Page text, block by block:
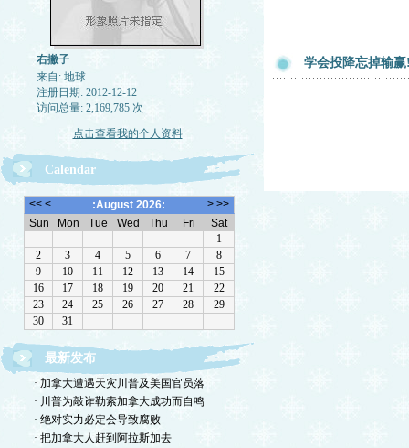
右撇子
来自: 地球
注册日期: 2012-12-12
访问总量: 2,169,785 次
点击查看我的个人资料
Calendar
最新发布
· 加拿大遭遇天灾川普及美国官员落
· 川普为敲诈勒索加拿大成功而自鸣
· 绝对实力必定会导致腐败
· 把加拿大人赶到阿拉斯加去
学会投降忘掉输